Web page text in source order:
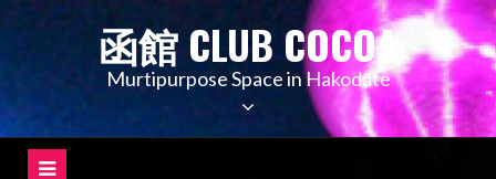
ツ
函館 CLUB COCOA
Murtipurpose Space in Hakodate